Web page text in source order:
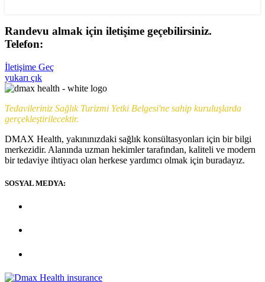
Randevu almak için iletişime geçebilirsiniz.
Telefon:
İletişime Geç
yukarı çık
Tedavileriniz Sağlık Turizmi Yetki Belgesi'ne sahip kuruluşlarda
gerçekleştirilecektir.
DMAX Health, yakınınızdaki sağlık konsültasyonları için bir bilgi
merkezidir. Alanında uzman hekimler tarafından, kaliteli ve modern
bir tedaviye ihtiyacı olan herkese yardımcı olmak için buradayız.
SOSYAL MEDYA: